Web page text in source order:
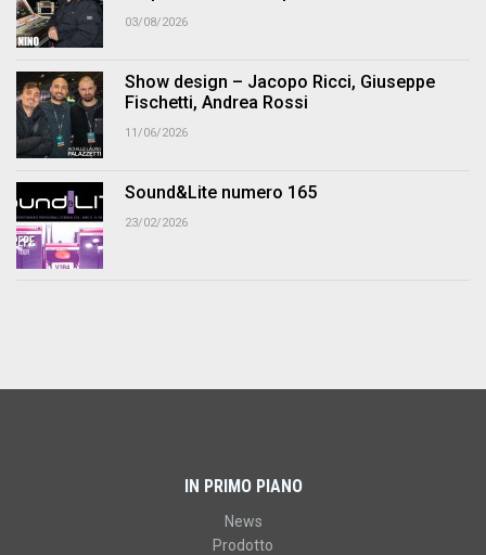
03/08/2026
Show design – Jacopo Ricci, Giuseppe
Fischetti, Andrea Rossi
11/06/2026
Sound&Lite numero 165
23/02/2026
IN PRIMO PIANO
News
Prodotto